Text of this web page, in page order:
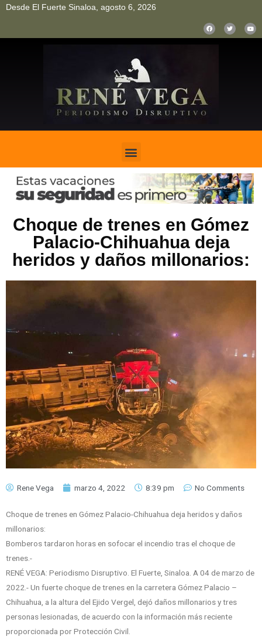
Desde El Fuerte Sinaloa, agosto 6, 2026
Choque de trenes en Gómez
Palacio-Chihuahua deja
heridos y daños millonarios:
Rene Vega marzo 4, 2022 8:39 pm No Comments
Choque de trenes en Gómez Palacio-Chihuahua deja heridos y daños
millonarios:
Bomberos tardaron horas en sofocar el incendio tras el choque de
trenes.-
RENÉ VEGA: Periodismo Disruptivo. El Fuerte, Sinaloa. A 04 de marzo de
2022.- Un fuerte choque de trenes en la carretera Gómez Palacio –
Chihuahua, a la altura del Ejido Vergel, dejó daños millonarios y tres
personas lesionadas, de acuerdo con la información más reciente
proporcionada por Protección Civil.